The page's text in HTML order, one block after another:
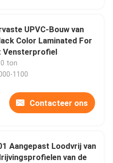
UPVC-Bouw van
Color Laminated For
Vensterprofiel
ton
1100
Contacteer ons
Aangepast Loodvrij van
van de